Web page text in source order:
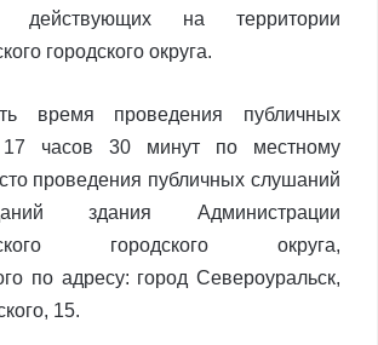
действующих на территории
городского округа.
время проведения публичных
часов 30 минут по местному
проведения публичных слушаний
здания Администрации
городского округа,
по адресу: город Североуральск,
15.